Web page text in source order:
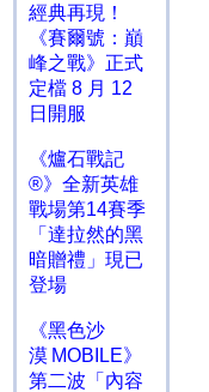
經典再現！
《賽爾號：巔
峰之戰》正式
定檔 8 月 12
日開服
《爐石戰記
®》全新英雄
戰場第14賽季
「達拉然的黑
暗贈禮」現已
登場
《黑色沙
漠 MOBILE》
第二波「內容